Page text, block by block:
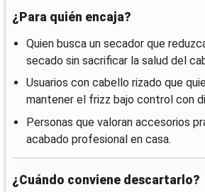
¿Para quién encaja?
Quien busca un secador que
secado sin sacrificar la salud del
Usuarios con cabello rizado que
mantener el frizz bajo control con
Personas que valoran accesorios
acabado profesional en casa.
¿Cuándo conviene descartarlo?